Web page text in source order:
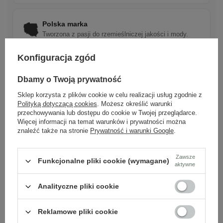
Polska marka
Tworzona z pasji do rzemieślniczej jakości i mody.
Klasyczne wzory, które pasują do wielu stylizacji.
Szybka wysyłka
Dbamy o doświadczenie klientów i wysyłamy w 24h.
Zobacz również
Konfiguracja zgód
Dbamy o Twoją prywatność
Sklep korzysta z plików cookie w celu realizacji usług zgodnie z
Polityką dotyczącą cookies. Możesz określić warunki
przechowywania lub dostępu do cookie w Twojej przeglądarce.
Więcej informacji na temat warunków i prywatności można
znaleźć także na stronie Prywatność i warunki Google.
Funkcjonalne pliki cookie (wymagane)
Zawsze
aktywne
Analityczne pliki cookie
Reklamowe pliki cookie